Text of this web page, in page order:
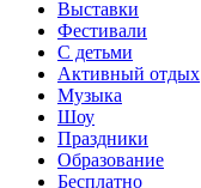
Выставки
Фестивали
С детьми
Активный отдых
Музыка
Шоу
Праздники
Образование
Бесплатно